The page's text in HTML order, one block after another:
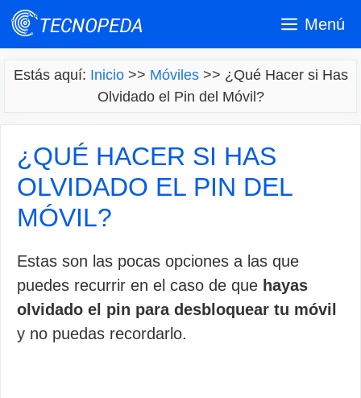
Saltar
Menú
Estás aquí: Inicio>> Móviles>> ¿Qué Hacer si Has
Olvidado el Pin del Móvil?
¿QUÉ HACER SI HAS
OLVIDADO EL PIN DEL
MÓVIL?
Estas son las pocas opciones a las que
puedes recurrir en el caso de que hayas
olvidado el pin para desbloquear tu móvil
y no puedas recordarlo.